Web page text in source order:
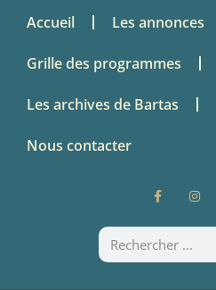
Accueil Les annonces
Grille des programmes
Les archives de Bartas
Nous contacter